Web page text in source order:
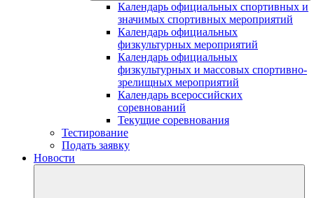
Календарь официальных спортивных и
значимых спортивных мероприятий
Календарь официальных
физкультурных мероприятий
Календарь официальных
физкультурных и массовых спортивно-
зрелищных мероприятий
Календарь всероссийских
соревнований
Текущие соревнования
Тестирование
Подать заявку
Новости